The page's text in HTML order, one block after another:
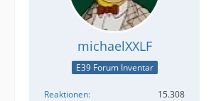
michaelXXLF
E39 Forum Inventar
Reaktionen
15.308